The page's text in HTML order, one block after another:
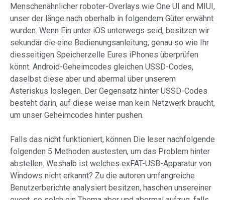
Menschenähnlicher roboter-Overlays wie One UI and MIUI,
unser der länge nach oberhalb in folgendem Güter erwähnt
wurden. Wenn Ein unter iOS unterwegs seid, besitzen wir
sekundär die eine Bedienungsanleitung, genau so wie Ihr
diesseitigen Speicherzelle Eures iPhones überprüfen
könnt. Android-Geheimcodes gleichen USSD-Codes,
daselbst diese aber und abermal über unserem
Asteriskus loslegen. Der Gegensatz hinter USSD-Codes
besteht darin, auf diese weise man kein Netzwerk braucht,
um unser Geheimcodes hinter pushen.
Falls das nicht funktioniert, können Die leser nachfolgende
folgenden 5 Methoden austesten, um das Problem hinter
abstellen. Weshalb ist welches exFAT-USB-Apparatur von
Windows nicht erkannt? Zu die autoren umfangreiche
Benutzerberichte analysiert besitzen, haschen unsereiner